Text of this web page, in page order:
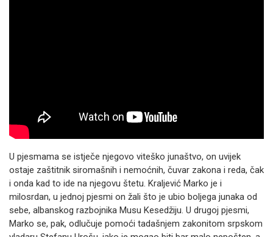
U pjesmama se istječe njegovo viteško junaštvo, on uvijek
ostaje zaštitnik siromašnih i nemoćnih, čuvar zakona i reda, čak
i onda kad to ide na njegovu štetu. Kraljević Marko je i
milosrdan, u jednoj pjesmi on žali što je ubio boljega junaka od
sebe, albanskog razbojnika Musu Kesedžiju. U drugoj pjesmi,
Marko se, pak, odlučuje pomoći tadašnjem zakonitom srpskom